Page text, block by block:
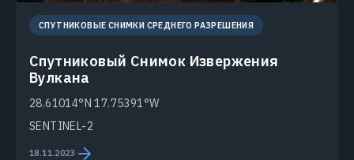
СПУТНИКОВЫЕ СНИМКИ СРЕДНЕГО РАЗРЕШЕНИЯ
Спутниковый Снимок Извержения
Вулкана
28.61014°N 17.75391°W
SENTINEL-2
18.11.2023